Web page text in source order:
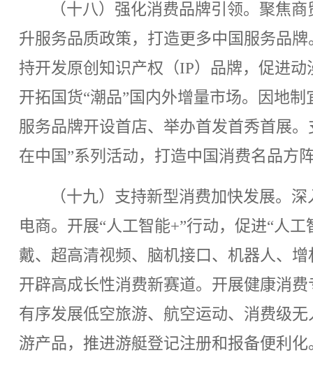
（十八）强化消费品牌引领。聚焦
升服务品质政策，打造更多中国服务品
持开发原创知识产权（IP）品牌，促进
开拓国货“潮品”国内外增量市场。因地
服务品牌开设首店、举办首发首秀首展
在中国”系列活动，打造中国消费名品方
（十九）支持新型消费加快发展。
电商。开展“人工智能+”行动，促进“人
戴、超高清视频、脑机接口、机器人、
开辟高成长性消费新赛道。开展健康消
有序发展低空旅游、航空运动、消费级
游产品，推进游艇登记注册和报备便利化